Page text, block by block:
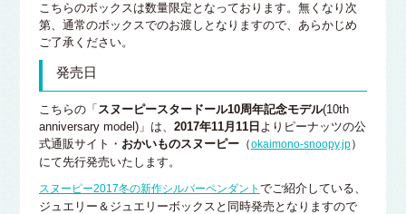
こちらのボックスは数量限定となっております。無くなり次
第、通常のボックスでのお渡しとなりますので、あらかじめ
ご了承ください。
発売日
こちらの「 スヌーピースタードール10周年記念モデル(10th
anniversary model)」は、 2017年11月11日 よりピーナッツの公
式通販サイト・ おかいものスヌーピー（okaimono-snoopy.jp）
にて先行発売いたします。
スヌーピー2017冬の新作シルバーペンダント でご紹介している、
ジュエリー＆ジュエリーボックスと同時発売となりますので